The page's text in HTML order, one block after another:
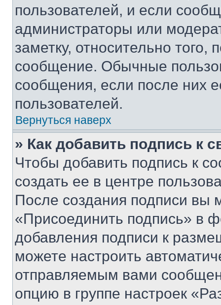
пользователей, и если
администраторы или
заметку, относительно
сообщение. Обычные
сообщения, если после них
пользователей.
Вернуться наверх
» Как добавить подпись к
Чтобы добавить подпись к
создать ее в центре
После создания подписи вы
«Присоединить подпись» в
добавления подписи к
можете настроить
отправляемым вами
опцию в группе настроек